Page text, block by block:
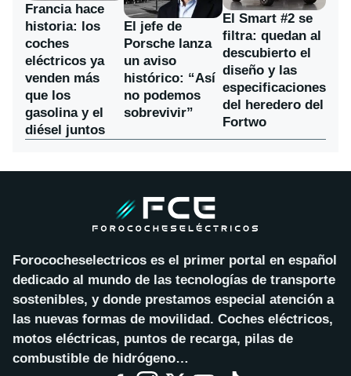
Francia hace
historia: los
coches
eléctricos ya
venden más
que los
gasolina y el
diésel juntos
El jefe de
Porsche lanza
un aviso
histórico: “Así
no podemos
sobrevivir”
El Smart #2 se
filtra: quedan al
descubierto el
diseño y las
especificaciones
del heredero del
Fortwo
Forococheselectricos es el primer portal en español
dedicado al mundo de las tecnologías de transporte
sostenibles, y donde prestamos especial atención a
las nuevas formas de movilidad. Coches eléctricos,
motos eléctricas, puntos de recarga, pilas de
combustible de hidrógeno…